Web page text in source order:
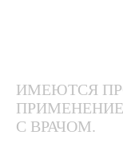
ИМЕЮТСЯ
С ВРАЧОМ.